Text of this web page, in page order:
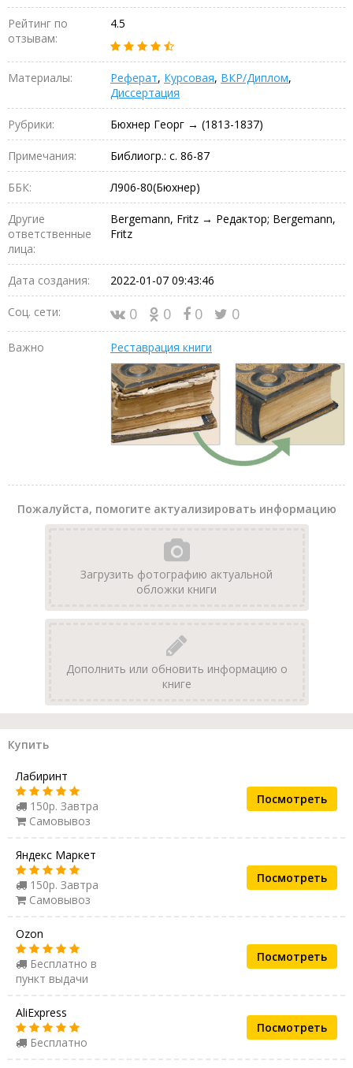
Рейтинг по
отзывам:
4.5
Материалы: Реферат, Курсовая, ВКР/Диплом,
Диссертация
Рубрики: Бюхнер Георг → (1813-1837)
Примечания: Библиогр.: с. 86-87
ББК: Л906-80(Бюхнер)
Другие
ответственные
лица:
Bergemann, Fritz → Редактор; Bergemann,
Fritz
Дата создания: 2022-01-07 09:43:46
Соц. сети: 0 0 0 0
Важно Реставрация книги
Пожалуйста, помогите актуализировать информацию
Загрузить фотографию актуальной
обложки книги
Дополнить или обновить информацию о
книге
Купить
Лабиринт
150р. Завтра
Самовывоз
Посмотреть
Яндекс Маркет
150р. Завтра
Самовывоз
Посмотреть
Ozon
Бесплатно в
пункт выдачи
Посмотреть
AliExpress
Бесплатно
Посмотреть